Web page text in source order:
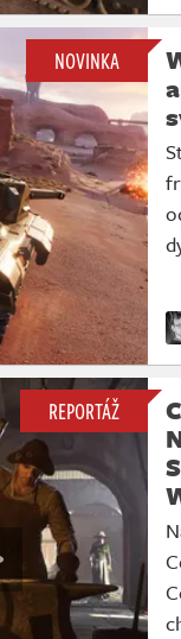
NOVINKA
REPORTÁŽ